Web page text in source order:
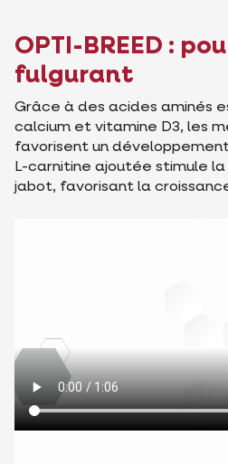
OPTI-BREED :
fulgurant
Grâce à des acides aminés
calcium et vitamine D3, les
favorisent un
L-carnitine ajoutée stimule
jabot, favorisant la